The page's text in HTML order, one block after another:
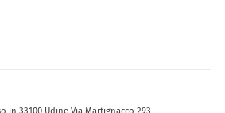
in 33100 Udine Via Martignacco 293